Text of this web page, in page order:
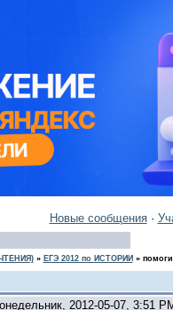
Новые сообщения·
» ЕГЭ 2012 по ИСТОРИИ »
2012-05-07, 3:51